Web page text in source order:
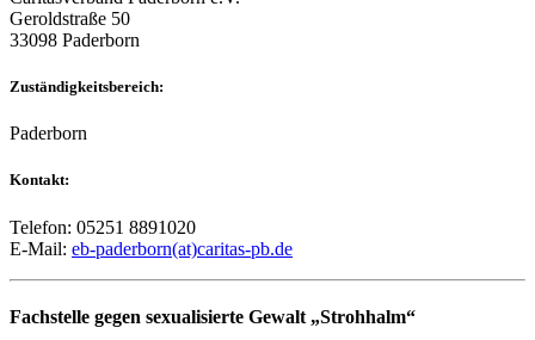
Geroldstraße 50
33098 Paderborn
Zuständigkeitsbereich:
Paderborn
Kontakt:
Telefon: 05251 8891020
E-Mail: eb-paderborn(at)caritas-pb.de
Fachstelle gegen sexualisierte Gewalt „Strohhalm“